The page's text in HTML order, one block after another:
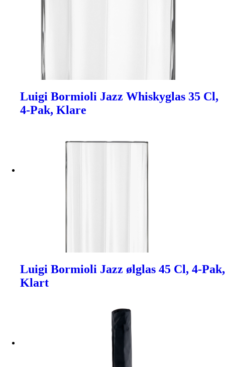
Luigi Bormioli Jazz Whiskyglas 35 Cl,
4-Pak, Klare
Luigi Bormioli Jazz ølglas 45 Cl, 4-Pak,
Klart